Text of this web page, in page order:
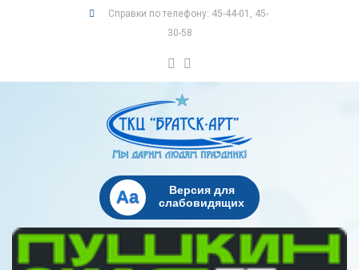
Справки по телефону: 45-44-01, 45-
30-58
Aa
Версия для
слабовидящих